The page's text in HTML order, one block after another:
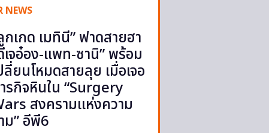
NEWS
กเกด เมทินี” ฟาดสายฮา
เจอ๋อง-แพท-ซานิ” พร้อม
ลี่ยนโหมดสายลุย เมื่อเจอ
รกิจหินใน “Surgery
สงครามแห่งความ
ม” อีพี6